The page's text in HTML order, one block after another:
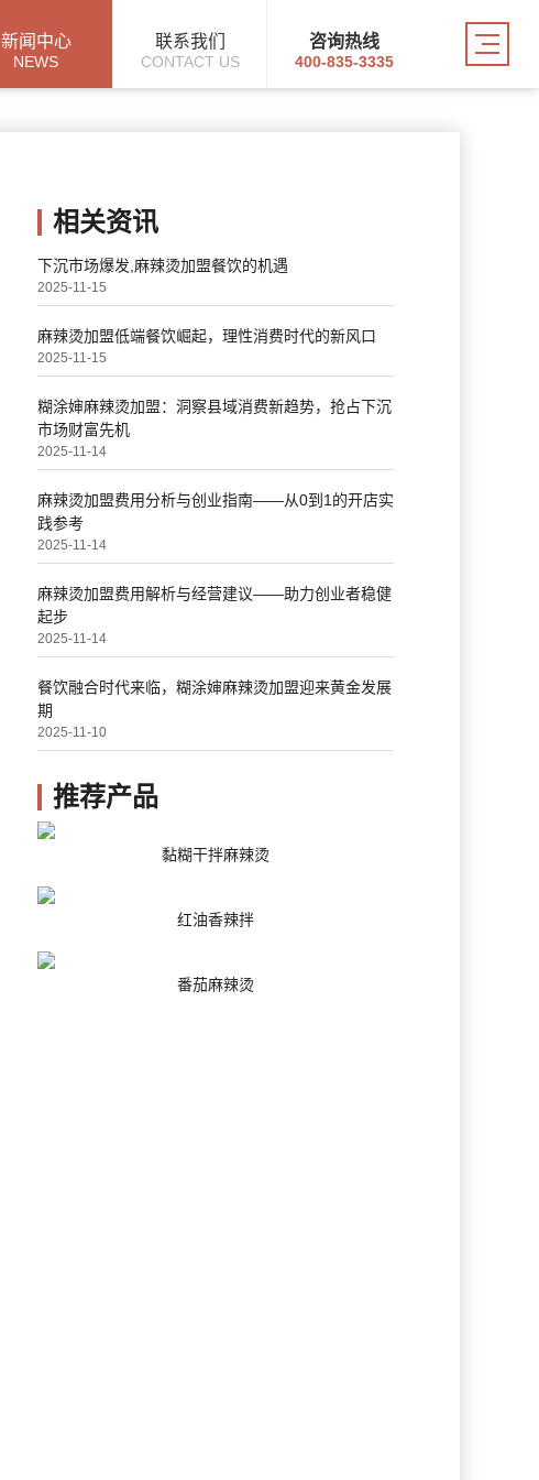
新闻中心
NEWS
联系我们
CONTACT US
咨询热线
400-835-3335
相关资讯
下沉市场爆发,麻辣烫加盟餐饮的机遇
2025-11-15
麻辣烫加盟低端餐饮崛起，理性消费时代的新风口
2025-11-15
糊涂婶麻辣烫加盟：洞察县域消费新趋势，抢占下沉
市场财富先机
2025-11-14
麻辣烫加盟费用分析与创业指南——从0到1的开店实
践参考
2025-11-14
麻辣烫加盟费用解析与经营建议——助力创业者稳健
起步
2025-11-14
餐饮融合时代来临，糊涂婶麻辣烫加盟迎来黄金发展
期
2025-11-10
推荐产品
黏糊干拌麻辣烫
红油香辣拌
番茄麻辣烫